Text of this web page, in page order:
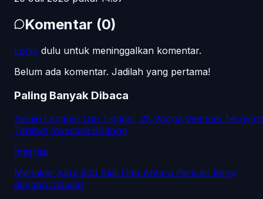
Komentar (0)
Login dulu untuk meninggalkan komentar.
Belum ada komentar. Jadilah yang pertama!
Paling Banyak Dibaca
Selain Langgar Izin Tinggal, 25 Warga Vietnam
Terlibat Investasi Bodong
Imigrasi
Menaker Akui Ada Skill Gap Antara Pencari Kerja
dengan Industri